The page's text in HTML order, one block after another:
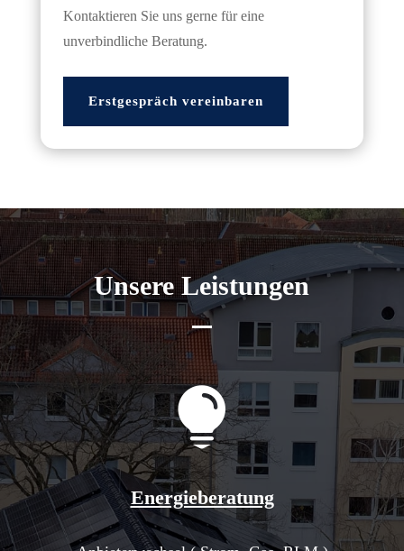
Kontaktieren Sie uns gerne für eine
unverbindliche Beratung.
Erstgespräch vereinbaren
Unsere Leistungen

Energieberatung